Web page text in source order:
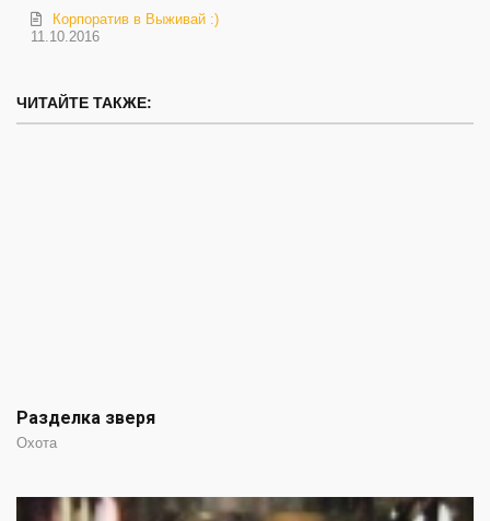
11.10.2016
Корпоратив в Выживай :)
ЧИТАЙТЕ ТАКЖЕ:
Разделка зверя
Охота